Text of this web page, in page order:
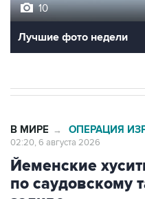
Лучшие фото недели
Йеменские
по саудовскому
заливе